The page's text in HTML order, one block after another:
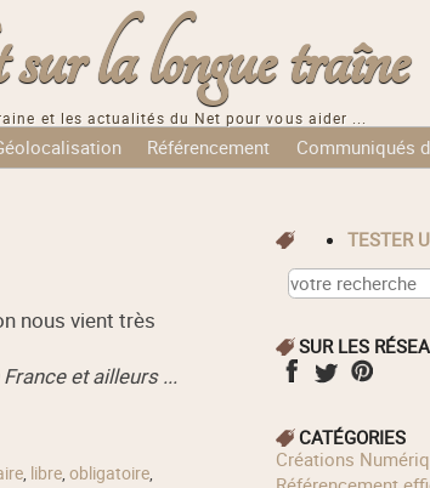
la longue traîne
et les actualités du Net pour vous aider ...
Référencement Communiqués
nous vient très
et ailleurs ...
, libre, obligatoire,
TESTER
SUR LES
CATÉGORIES
Créations